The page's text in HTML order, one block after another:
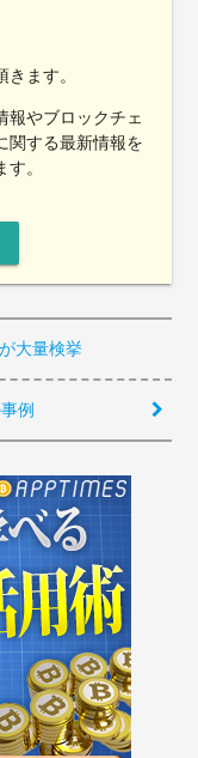
ます。
報やブロックチェ
関する最新情報を
。
大量検挙
例